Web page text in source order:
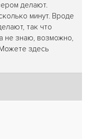
делают.
минут. Вроде
так что
не знаю, возможно,
здесь